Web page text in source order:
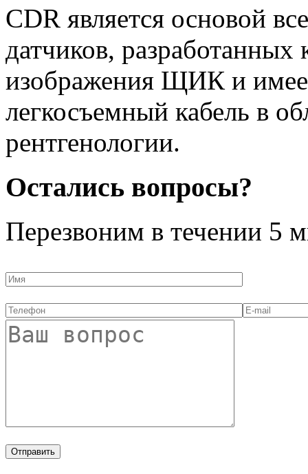
CDR является основой
датчиков,
изображения ЩИК и
легкосъемный кабель в
рентгенологии.
Остались вопросы?
Перезвоним в течении 5